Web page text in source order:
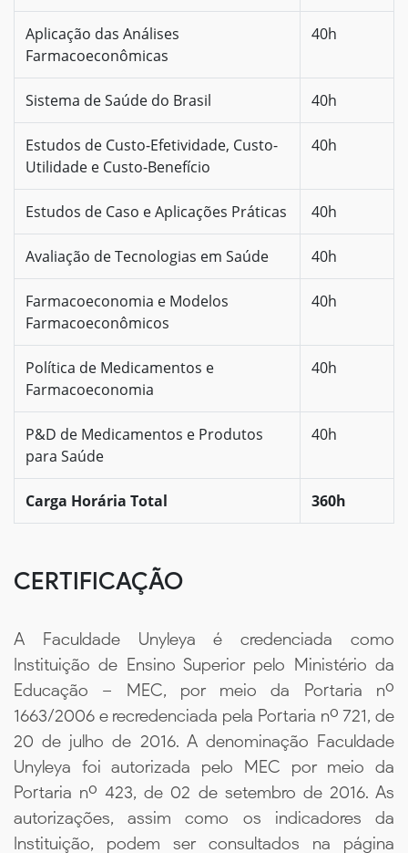
Aplicação das Análises
Farmacoeconômicas
40h
Sistema de Saúde do Brasil 40h
Estudos de Custo-Efetividade, Custo-
Utilidade e Custo-Benefício
40h
Estudos de Caso e Aplicações Práticas 40h
Avaliação de Tecnologias em Saúde 40h
Farmacoeconomia e Modelos
Farmacoeconômicos
40h
Política de Medicamentos e
Farmacoeconomia
40h
P&D de Medicamentos e Produtos
para Saúde
40h
Carga Horária Total 360h
CERTIFICAÇÃO
A Faculdade Unyleya é credenciada como
Instituição de Ensino Superior pelo Ministério da
Educação – MEC, por meio da Portaria nº
1663/2006 e recredenciada pela Portaria nº 721, de
20 de julho de 2016. A denominação Faculdade
Unyleya foi autorizada pelo MEC por meio da
Portaria nº 423, de 02 de setembro de 2016. As
autorizações, assim como os indicadores da
Instituição, podem ser consultados na página